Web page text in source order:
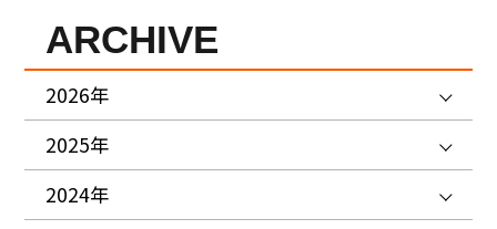
ARCHIVE
2026年
2025年
2024年